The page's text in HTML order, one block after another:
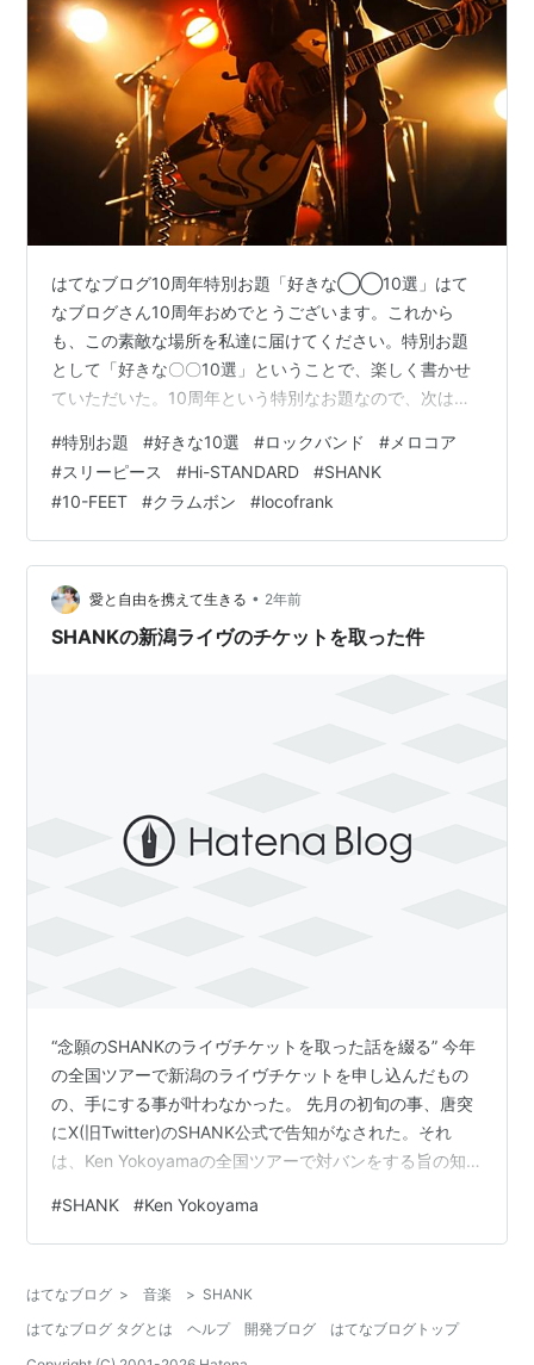
はてなブログ10周年特別お題「好きな◯◯10選」はて
なブログさん10周年おめでとうございます。これから
も、この素敵な場所を私達に届けてください。特別お題
として「好きな〇〇10選」ということで、楽しく書かせ
ていただいた。10周年という特別なお題なので、次はな
ピースバンド10選」という割とニッチなテーマにした。
コロナ前、子供が生まれる前はそれこそバリバリのバン
ドマンだった。多いときはバンドを5つも掛け持ちをし
て、スタジオのはしごでバンドライフに明け暮れた。ス
タジオ練習がないときはセッションライブに顔を出して
は修行に励む毎日。朝の出勤前、夜の帰宅後深…
#特別お題 #好きな10選 #ロックバンド # メロコア
#スリーピース #Hi-STANDARD #SHANK
#10-FEET #クラムボン #locofrank
愛と自由を携えて生きる • 2年前
SHANKの新潟ライヴのチケットを取った件
“念願のSHANKのライヴチケットを取った話を綴る” 今年
の全国ツアーで新潟のライヴチケットを申し込んだもの
の、手にする事が叶わなかった。 先月の初旬の事、唐突
にX(旧Twitter)のSHANK公式で告知がなされた。それ
は、Ken Yokoyamaの全国ツアーで対バンをする旨の知
シャル2次先行をすぐに申し込んだ。 ライヴ会場が新潟
LOTSと言う事もあり当選した。 “10年振りに新潟LOTS
ライヴ中はモッシュ・ダイブが発生すると聞いている
為、当日は後方で観る事とする。 とは言…
#SHANK #Ken Yokoyama
はてなブログ > 音楽 > SHANK
はてなブログ タグとは
ヘルプ 開発ブログ
はてなブログトップ